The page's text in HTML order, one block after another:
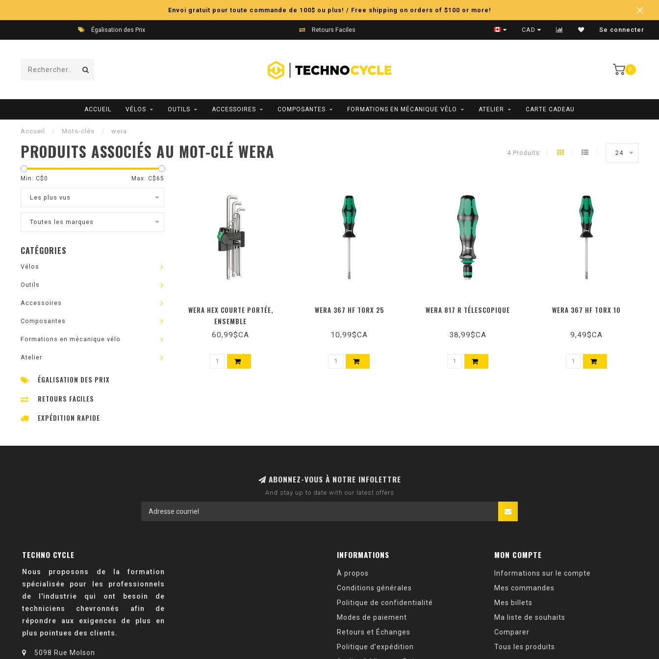
Envoi gratuit pour toute commande de 100$ ou plus! / Free shipping on orders of $100 or more!
Égalisation des Prix Retours Faciles Expédition Rapide
CAD Se connecter
0
ACCUEIL VÉLOS OUTILS ACCESSOIRES COMPOSANTES FORMATIONS EN MÉCANIQUE VÉLO ATELIER CARTE CADEAU
Accueil / Mots-clés / wera
PRODUITS ASSOCIÉS AU MOT-CLÉ WERA 4 Produits 24
Min: C$0 Max: C$ 65
Les plus vus
Toutes les marques
CATÉGORIES
Vélos
Outils
Accessoires
Composantes
Formations en mécanique vélo
Atelier
ÉGALISATION DES PRIX
RETOURS FACILES
EXPÉDITION RAPIDE
WERA HEX COURTE PORTÉE,
ENSEMBLE
60,99$CA
WERA 367 HF TORX 25
10,99$CA
WERA 817 R TÉLESCOPIQUE
38,99$CA
WERA 367 HF TORX 10
9,49$CA
ABONNEZ-VOUS À NOTRE INFOLETTRE
And stay up to date with our latest offers
TECHNO CYCLE
Nous proposons de la formation
spécialisée pour les professionnels
de l'industrie qui ont besoin de
techniciens chevronnés afin de
répondre aux exigences de plus en
plus pointues des clients.
5098 Rue Molson
INFORMATIONS
À propos
Conditions générales
Politique de confidentialité
Modes de paiement
Retours et Échanges
Politique d’expédition
MON COMPTE
Informations sur le compte
Mes commandes
Mes billets
Ma liste de souhaits
Comparer
Tous les produits